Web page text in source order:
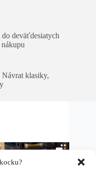
deväťdesiatych
klasiky,